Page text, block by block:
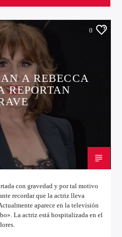
0
A REBECCA
REPORTAN
con gravedad y por tal motivo
recordar que la actriz lleva
aparece en la televisión
La actriz está hospitalizada en el